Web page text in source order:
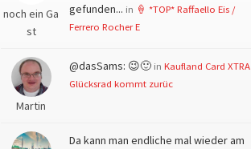
noch ein Ga
st
gefunden... in 🍦 *TOP* Raffaello Eis /
Ferrero Rocher E
Martin
@dasSams: 😉🙂 in Kaufland Card XTRA
Glücksrad kommt zurüc
Da kann man endliche mal wieder am